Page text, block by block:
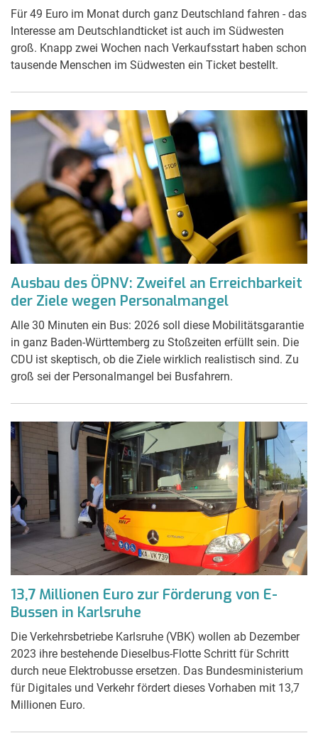
Für 49 Euro im Monat durch ganz Deutschland fahren - das
Interesse am Deutschlandticket ist auch im Südwesten
groß. Knapp zwei Wochen nach Verkaufsstart haben schon
tausende Menschen im Südwesten ein Ticket bestellt.
Ausbau des ÖPNV: Zweifel an Erreichbarkeit
der Ziele wegen Personalmangel
Alle 30 Minuten ein Bus: 2026 soll diese Mobilitätsgarantie
in ganz Baden-Württemberg zu Stoßzeiten erfüllt sein. Die
CDU ist skeptisch, ob die Ziele wirklich realistisch sind. Zu
groß sei der Personalmangel bei Busfahrern.
13,7 Millionen Euro zur Förderung von E-
Bussen in Karlsruhe
Die Verkehrsbetriebe Karlsruhe (VBK) wollen ab Dezember
2023 ihre bestehende Dieselbus-Flotte Schritt für Schritt
durch neue Elektrobusse ersetzen. Das Bundesministerium
für Digitales und Verkehr fördert dieses Vorhaben mit 13,7
Millionen Euro.